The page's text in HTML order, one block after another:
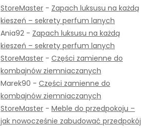
StoreMaster - Zapach luksusu na każdą
kieszeń – sekrety perfum lanych
Ania92 - Zapach luksusu na każdą
kieszeń – sekrety perfum lanych
StoreMaster - Części zamienne do
kombajnów ziemniaczanych
Marek90 - Części zamienne do
kombajnów ziemniaczanych
StoreMaster - Meble do przedpokoju –
jak nowocześnie zabudować przedpokój